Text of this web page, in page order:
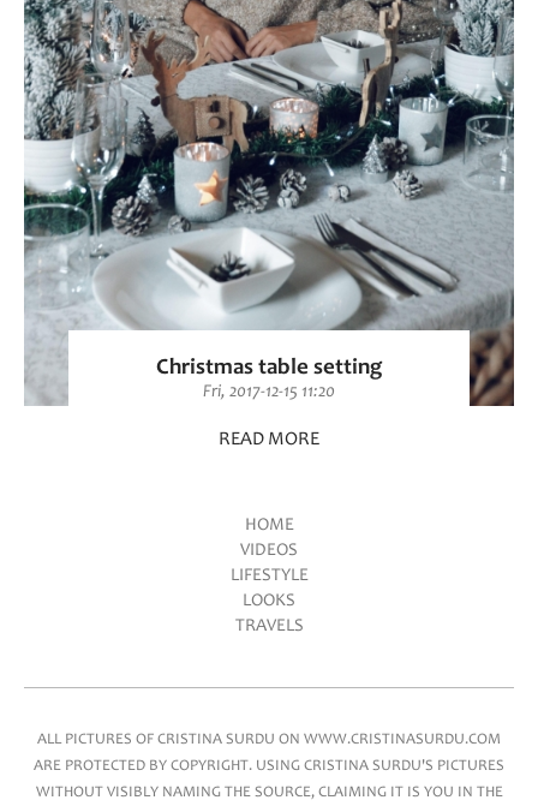
Christmas table setting
Fri, 2017-12-15 11:20
READ MORE
HOME
VIDEOS
LIFESTYLE
LOOKS
TRAVELS
ALL PICTURES OF CRISTINA SURDU ON WWW.CRISTINASURDU.COM
ARE PROTECTED BY COPYRIGHT. USING CRISTINA SURDU'S PICTURES
WITHOUT VISIBLY NAMING THE SOURCE, CLAIMING IT IS YOU IN THE